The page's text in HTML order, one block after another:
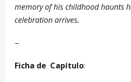
memory of his childhood haunts
celebration arrives.
–
Ficha de Capítulo: